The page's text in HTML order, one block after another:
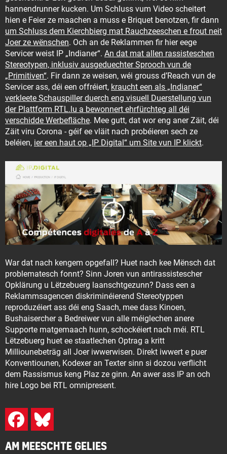
hannendrunner kucken. Um Schluss vum Video scheitert
hien e Feier ze maachen a muss e Briquet benotzen, fir dann
um Schluss dem Kierchbierg mat Rauchzeeschen e frout neit
Joer ze wënschen. Och an de Reklammen fir hier eege
Servicer weist IP „Indianer“. An dat mat allen rassisteschen
Stereotypen, inklusiv ausgeduechter Sprooch vun de
„Primitiven“. Fir dann ze weisen, wéi grouss d’Reach vun de
Servicer ass, déi een offréiert, kraucht een als „Indianer“
verkleete Schauspiller duerch eng visuell Duerstellung vun
der Plattform RTL.lu a bewonnert ehrfürchteg all déi
verschidde Werbefläche. Mee gutt, dat wor eng aner Zäit, déi
Zäit viru Corona - géif ee vläit nach probéieren sech ze
beléien, ier een haut op „IP Digital“ um Site vun IP klickt.
War dat nach kengem opgefall? Huet nach kee Mënsch dat
problematesch fonnt? Sinn Joren vun antirassistescher
Opklärung u Lëtzebuerg laanschtgezunn? Dass een a
Reklammsagencen diskriminéierend Stereotyppen
reproduzéiert ass déi eng Saach, mee dass Kinoen,
Bushaisercher a Bedreiwer vun alle méiglechen anere
Supporte matgemaach hunn, schockéiert nach méi. RTL
Lëtzebuerg huet ee staatlechen Optrag a kritt
Milliounebeträg all Joer iwwerwisen. Direkt iwwert e puer
Konventiounen, Kodexer an Texter sinn si dozou verflicht
dem Rassismus keng Plaz ze ginn. An awer ass IP an och
hire Logo bei RTL omnipresent.
AM MEESCHTE GELIES